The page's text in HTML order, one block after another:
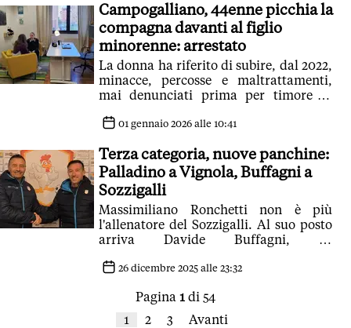
Campogalliano, 44enne picchia la
compagna davanti al figlio
minorenne: arrestato
La donna ha riferito di subire, dal 2022,
minacce, percosse e maltrattamenti,
mai denunciati prima per timore di
01 gennaio 2026 alle 10:41
Terza categoria, nuove panchine:
Palladino a Vignola, Buffagni a
Sozzigalli
Massimiliano Ronchetti non è più
l'allenatore del Sozzigalli. Al suo posto
arriva Davide Buffagni, ex
26 dicembre 2025 alle 23:32
Pagina 1 di 54
1
2 3 Avanti